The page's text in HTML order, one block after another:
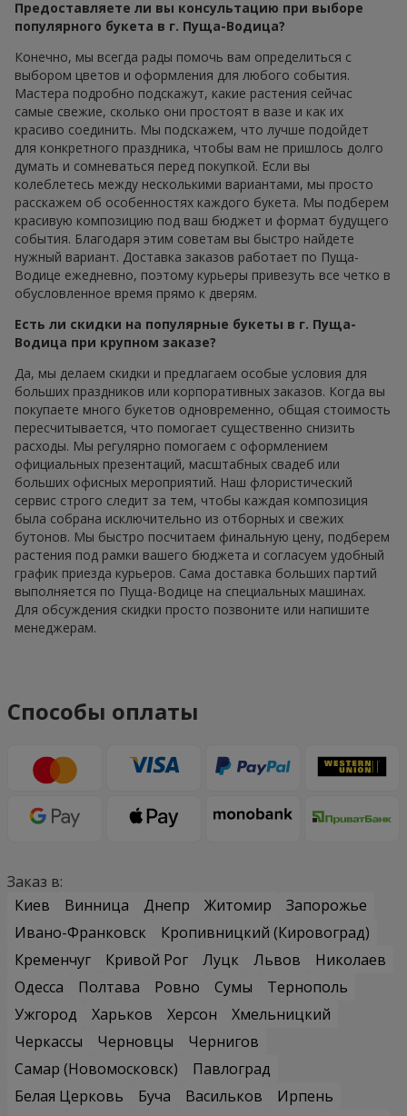
Предоставляете ли вы консультацию при выборе
популярного букета в г. Пуща-Водица?
Конечно, мы всегда рады помочь вам определиться с
выбором цветов и оформления для любого события.
Мастера подробно подскажут, какие растения сейчас
самые свежие, сколько они простоят в вазе и как их
красиво соединить. Мы подскажем, что лучше подойдет
для конкретного праздника, чтобы вам не пришлось долго
думать и сомневаться перед покупкой. Если вы
колеблетесь между несколькими вариантами, мы просто
расскажем об особенностях каждого букета. Мы подберем
красивую композицию под ваш бюджет и формат будущего
события. Благодаря этим советам вы быстро найдете
нужный вариант. Доставка заказов работает по Пуща-
Водице ежедневно, поэтому курьеры привезуть все четко в
обусловленное время прямо к дверям.
Есть ли скидки на популярные букеты в г. Пуща-
Водица при крупном заказе?
Да, мы делаем скидки и предлагаем особые условия для
больших праздников или корпоративных заказов. Когда вы
покупаете много букетов одновременно, общая стоимость
пересчитывается, что помогает существенно снизить
расходы. Мы регулярно помогаем с оформлением
официальных презентаций, масштабных свадеб или
больших офисных мероприятий. Наш флористический
сервис строго следит за тем, чтобы каждая композиция
была собрана исключительно из отборных и свежих
бутонов. Мы быстро посчитаем финальную цену, подберем
растения под рамки вашего бюджета и согласуем удобный
график приезда курьеров. Сама доставка больших партий
выполняется по Пуща-Водице на специальных машинах.
Для обсуждения скидки просто позвоните или напишите
менеджерам.
Способы оплаты
Заказ в:
Киев
Винница Днепр Житомир
Запорожье
Ивано-Франковск
Кропивницкий (Кировоград)
Кременчуг
Кривой Рог Луцк Львов
Николаев
Одесса
Полтава Ровно Сумы
Тернополь
Ужгород
Харьков Херсон
Хмельницкий
Черкассы
Черновцы
Чернигов
Самар (Новомосковск)
Павлоград
Белая Церковь
Буча Васильков
Ирпень